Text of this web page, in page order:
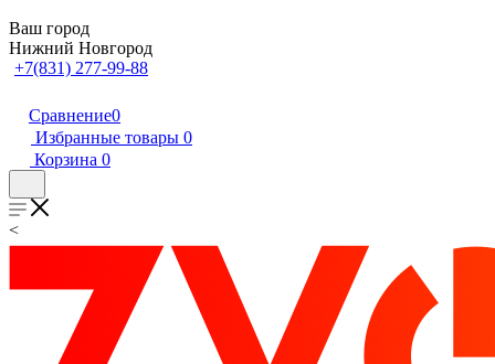
Ваш город
Нижний Новгород
+7(831) 277-99-88
Сравнение0
Избранные товары 0
Корзина 0
<